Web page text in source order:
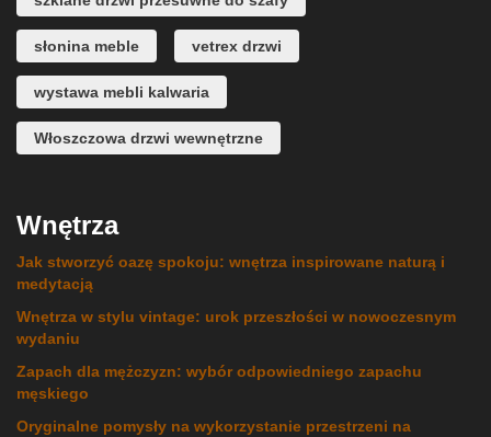
słonina meble vetrex drzwi
wystawa mebli kalwaria
Włoszczowa drzwi wewnętrzne
Wnętrza
Jak stworzyć oazę spokoju: wnętrza inspirowane naturą i
medytacją
Wnętrza w stylu vintage: urok przeszłości w nowoczesnym
wydaniu
Zapach dla mężczyzn: wybór odpowiedniego zapachu
męskiego
Oryginalne pomysły na wykorzystanie przestrzeni na